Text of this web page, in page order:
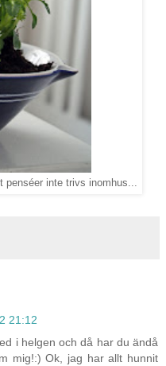
penséer inte trivs inomhus...
21:12
i helgen och då har du ändå
mig!:) Ok, jag har allt hunnit